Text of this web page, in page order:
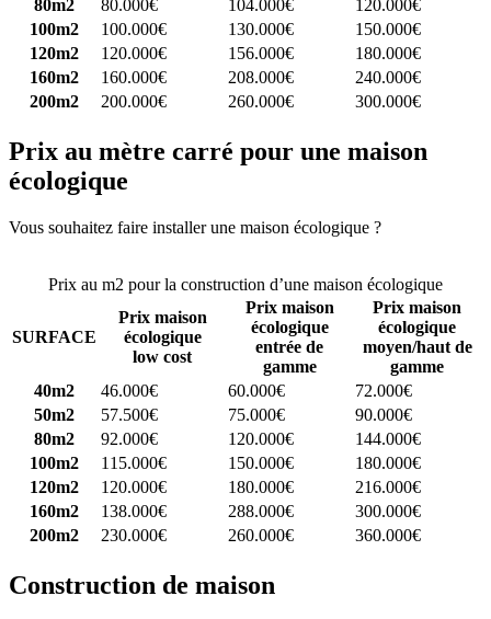
80m2
80.000€ 104.000€
120.000€
100m2
100.000€ 130.000€
150.000€
120m2
120.000€ 156.000€
180.000€
160m2
160.000€ 208.000€
240.000€
200m2
200.000€ 260.000€ 300.000€
Prix au mètre carré pour une maison
écologique
Vous souhaitez faire installer une maison écologique ?
Prix au m2 pour la construction d’une maison écologique
SURFACE
Prix maison
écologique
low cost
Prix maison
écologique
entrée de
gamme
Prix maison
écologique
moyen/haut de
gamme
40m2
46.000€ 60.000€
72.000€
50m2
57.500€ 75.000€
90.000€
80m2
92.000€ 120.000€
144.000€
100m2
115.000€ 150.000€
180.000€
120m2
120.000€ 180.000€
216.000€
160m2
138.000€ 288.000€
300.000€
200m2
230.000€ 260.000€ 360.000€
Construction de maison